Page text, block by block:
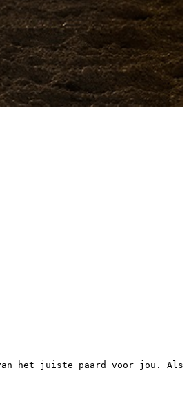
het juiste paard voor jou.